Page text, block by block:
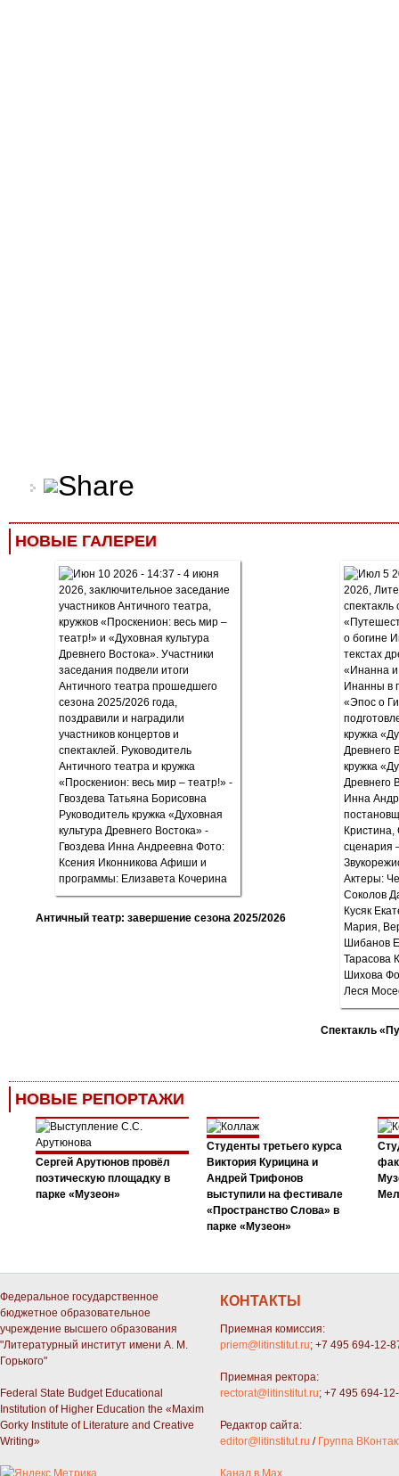
НОВЫЕ ГАЛЕРЕИ
Античный театр: завершение сезона 2025/2026
Спектакль
НОВЫЕ РЕПОРТАЖИ
Сергей Арутюнов провёл
поэтическую площадку в
парке «Музеон»
Студенты третьего курса
Виктория Курицина и
Андрей Трифонов
выступили на фестивале
«Пространство Слова» в
парке «Музеон»
Федеральное государственное
бюджетное образовательное
учреждение высшего образования
"Литературный институт имени А. М.
Горького"
Federal State Budget Educational
Institution of Higher Education the «Maxim
Gorky Institute of Literature and Creative
Writing»
КОНТАКТЫ
Приемная комиссия:
priem@litinstitut.ru; +7 495 694-12-
Приемная ректора:
rectorat@litinstitut.ru; +7 495 694-
Редактор сайта:
editor@litinstitut.ru / Группа
Канал в Max